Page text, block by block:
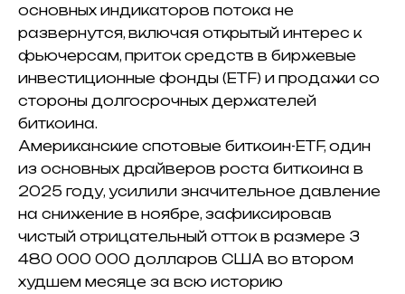
основных индикаторов потока не
развернутся, включая открытый интерес к
фьючерсам, приток средств в биржевые
инвестиционные фонды (ETF) и продажи со
стороны долгосрочных держателей
биткоина.
Американские спотовые биткоин-ETF, один
из основных драйверов роста биткоина в
2025 году, усилили значительное давление
на снижение в ноябре, зафиксировав
чистый отрицательный отток в размере 3
480 000 000 долларов США во втором
худшем месяце за всю историю